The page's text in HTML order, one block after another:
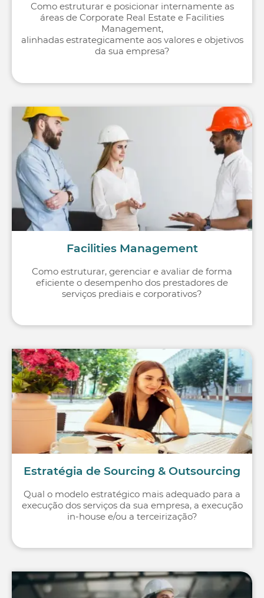
Como estruturar e posicionar internamente as
áreas de Corporate Real Estate e Facilities
Management,
alinhadas estrategicamente aos valores e objetivos
da sua empresa?
Facilities Management
Como estruturar, gerenciar e avaliar de forma
eficiente o desempenho dos prestadores de
serviços prediais e corporativos?
Estratégia de Sourcing & Outsourcing
Qual o modelo estratégico mais adequado para a
execução dos serviços da sua empresa, a execução
in-house e/ou a terceirização?